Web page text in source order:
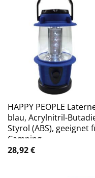
HAPPY PEOPLE
blau, Acrylnitril-
Styrol (ABS), geeignet
Camping
28,92€